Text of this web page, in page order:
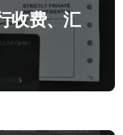
收费、汇